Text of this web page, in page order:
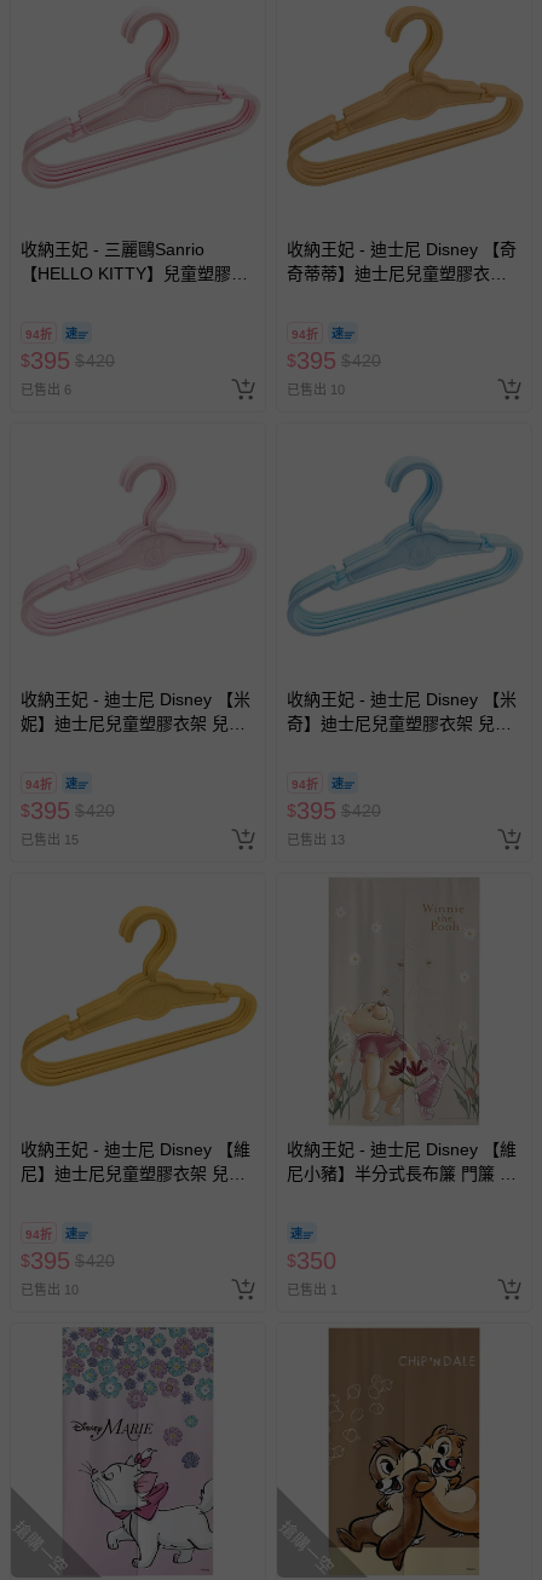
收納王妃 - 三麗鷗Sanrio
【HELLO KITTY】兒童塑膠衣
94折
$395 $420
已售出 6
收納王妃 - 迪士尼 Disney 【奇
奇蒂蒂】迪士尼兒童塑膠衣架
94折
$395 $420
已售出 10
收納王妃 - 迪士尼 Disney 【米
妮】迪士尼兒童塑膠衣架 兒童
94折
$395 $420
已售出 15
收納王妃 - 迪士尼 Disney 【米
奇】迪士尼兒童塑膠衣架 兒童
94折
$395 $420
已售出 13
收納王妃 - 迪士尼 Disney 【維
尼】迪士尼兒童塑膠衣架 兒童
94折
$395 $420
已售出 10
收納王妃 - 迪士尼 Disney 【維
尼小豬】半分式長布簾 門簾 窗
$350
已售出 1
搶購一空 搶購一空